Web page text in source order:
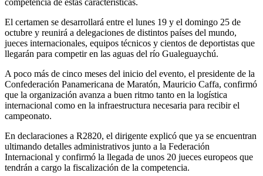
El certamen se desarrollará entre el lunes 19 y el domingo 25 de
octubre y reunirá a delegaciones de distintos países del mundo,
jueces internacionales, equipos técnicos y cientos de deportistas que
llegarán para competir en las aguas del río Gualeguaychú.
A poco más de cinco meses del inicio del evento, el presidente de la
Confederación Panamericana de Maratón, Mauricio Caffa, confirmó
que la organización avanza a buen ritmo tanto en la logística
internacional como en la infraestructura necesaria para recibir el
campeonato.
En declaraciones a R2820, el dirigente explicó que ya se encuentran
ultimando detalles administrativos junto a la Federación
Internacional y confirmó la llegada de unos 20 jueces europeos que
tendrán a cargo la fiscalización de la competencia.